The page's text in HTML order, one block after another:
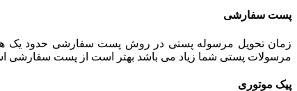
پست سفارشی
زمان تحویل مرسوله پستی در روش پست سفارشی حدود یک
مرسولات پستی شما زیاد می باشد بهتر است از پست سفارشی
پیک موتوری